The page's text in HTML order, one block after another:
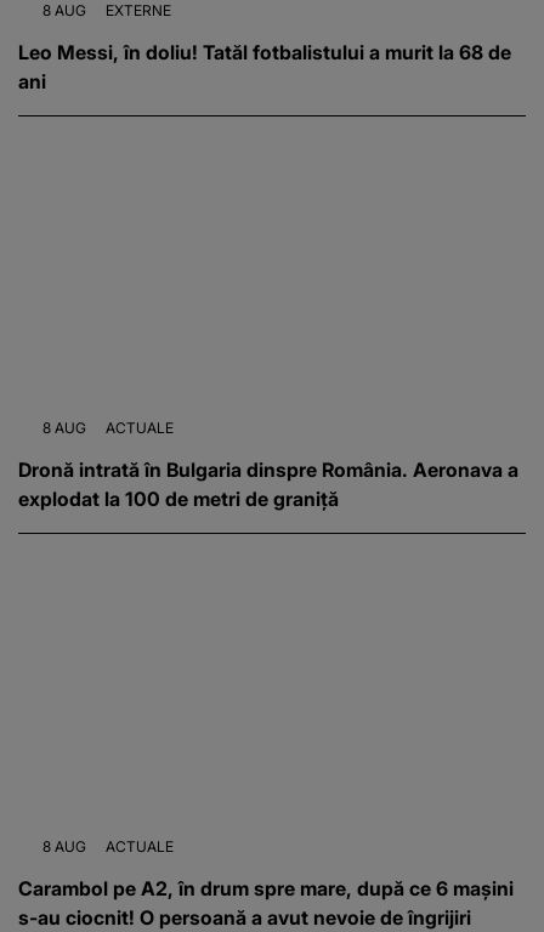
8 AUG EXTERNE
Leo Messi, în doliu! Tatăl fotbalistului a murit la 68 de
ani
8 AUG ACTUALE
Dronă intrată în Bulgaria dinspre România. Aeronava a
explodat la 100 de metri de graniță
8 AUG ACTUALE
Carambol pe A2, în drum spre mare, după ce 6 mașini
s-au ciocnit! O persoană a avut nevoie de îngrijiri